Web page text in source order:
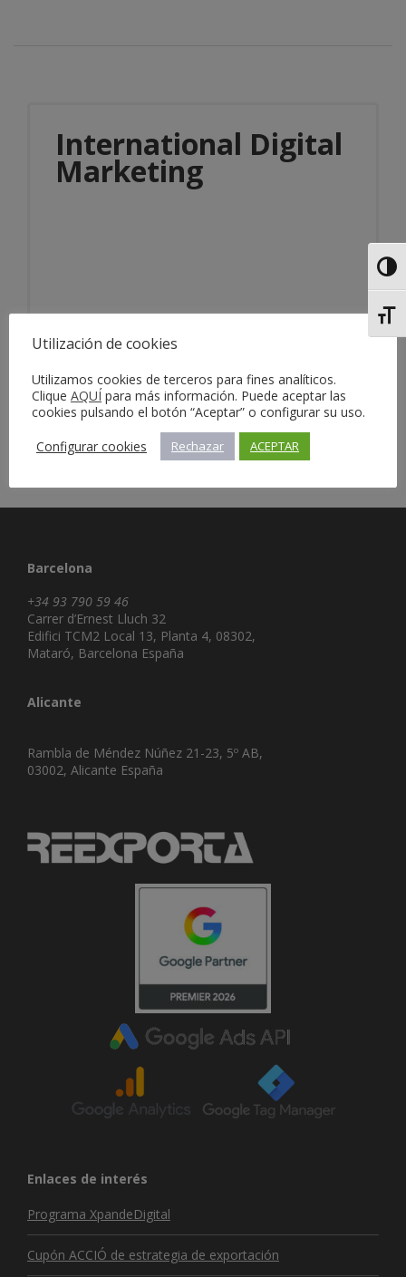
International Digital
Marketing
Barcelona
+34 93 790 59 46
Carrer d’Ernest Lluch 32
Edifici TCM2 Local 13, Planta 4, 08302,
Mataró, Barcelona España
Alicante
Rambla de Méndez Núñez 21-23, 5º AB,
03002, Alicante España
Enlaces de interés
Programa XpandeDigital
Cupón ACCIÓ de estrategia de exportación
Utilización de cookies
Utilizamos cookies de terceros para fines analíticos.
Clique AQUÍ para más información. Puede aceptar las
cookies pulsando el botón “Aceptar” o configurar su uso.
Configurar cookies
Rechazar ACEPTAR